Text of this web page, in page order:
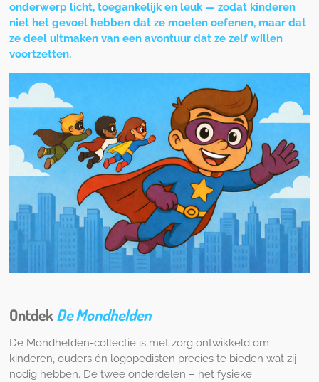
onderwerp licht, toegankelijk en leuk — zodat kinderen
niet het gevoel hebben dat ze moeten oefenen, maar dat
ze deel uitmaken van een avontuur dat ze zelf willen
voortzetten.
OntdekDe Mondhelden
De Mondhelden-collectie is met zorg ontwikkeld om
kinderen, ouders én logopedisten precies te bieden wat zij
nodig hebben. De twee onderdelen – het fysieke